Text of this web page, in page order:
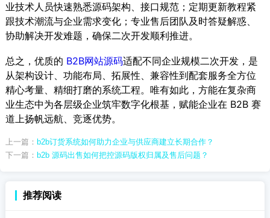
业技术人员快速熟悉源码架构、接口规范；定期更新教程紧
跟技术潮流与企业需求变化；专业售后团队及时答疑解惑、
协助解决开发难题，确保二次开发顺利推进。
总之，优质的 B2B网站源码适配不同企业规模二次开发，是
从架构设计、功能布局、拓展性、兼容性到配套服务全方位
精心考量、精细打磨的系统工程。唯有如此，方能在复杂商
业生态中为各层级企业筑牢数字化根基，赋能企业在 B2B 赛
道上扬帆远航、竞逐优势。
上一篇： b2b订货系统如何助力企业与供应商建立长期合作？
下一篇： b2b 源码出售如何把控源码版权归属及售后问题？
推荐阅读